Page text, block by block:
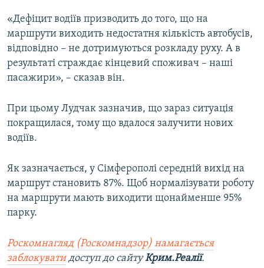
ВІДЕОУРОКИ «ELIFBE»
СВІДЧЕННЯ ОКУПАЦІЇ
УКРАЇНСЬКА ПРОБЛЕМА КРИМУ
ІНФОГРАФІКА
Русский
Qırımtatar
ДОЛУЧАЙСЯ!
Усі сайти RFE/RL
«Дефіцит водіїв призводить до того, що на
маршрути виходить недостатня кількість автобусів,
відповідно – не дотримуються розкладу руху. А в
результаті страждає кінцевий споживач – наші
пасажири», – сказав він.
При цьому Лудчак зазначив, що зараз ситуація
покращилася, тому що вдалося залучити нових
водіїв.
Як зазначається, у Сімферополі середній вихід на
маршрут становить 87%. Щоб нормалізувати роботу
на маршрути мають виходити щонайменше 95%
парку.
Роскомнагляд (Роскомнадзор) намагається
заблокуватидоступ до сайтуКрим.Реалії.